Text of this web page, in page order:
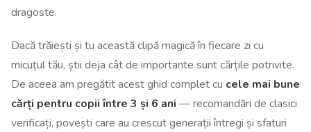
dragoste.
Dacă trăiești și tu această clipă magică în fiecare zi cu
micuțul tău, știi deja cât de importante sunt cărțile potrivite.
De aceea am pregătit acest ghid complet cu cele mai bune
cărți pentru copii între 3 și 6 ani — recomandări de clasici
verificați, povești care au crescut generații întregi și sfaturi